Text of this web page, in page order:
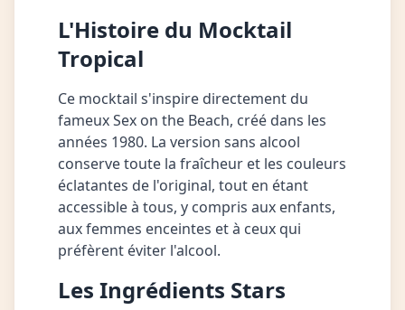
L'Histoire du Mocktail
Tropical
Ce mocktail s'inspire directement du
fameux Sex on the Beach, créé dans les
années 1980. La version sans alcool
conserve toute la fraîcheur et les couleurs
éclatantes de l'original, tout en étant
accessible à tous, y compris aux enfants,
aux femmes enceintes et à ceux qui
préfèrent éviter l'alcool.
Les Ingrédients Stars